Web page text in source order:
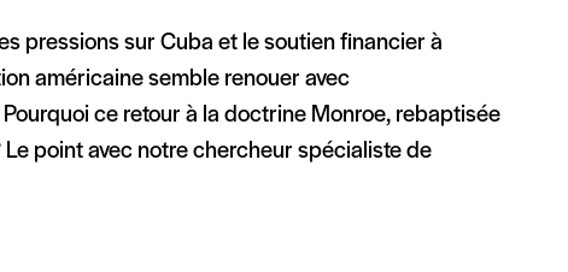
pressions sur Cuba et le soutien financier à
américaine semble renouer avec
ce retour à la doctrine Monroe, rebaptisée
point avec notre chercheur spécialiste de